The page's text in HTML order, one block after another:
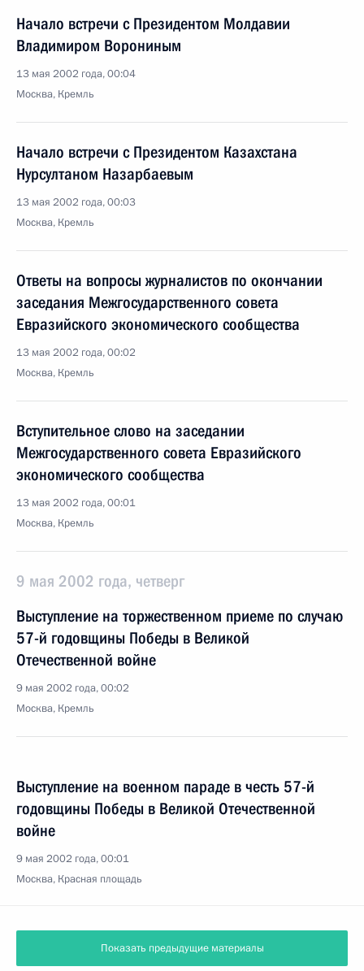
Начало встречи с Президентом Молдавии
Владимиром Ворониным
13 мая 2002 года, 00:04
Москва, Кремль
Начало встречи с Президентом Казахстана
Нурсултаном Назарбаевым
13 мая 2002 года, 00:03
Москва, Кремль
Ответы на вопросы журналистов по окончании
заседания Межгосударственного совета
Евразийского экономического сообщества
13 мая 2002 года, 00:02
Москва, Кремль
Вступительное слово на заседании
Межгосударственного совета Евразийского
экономического сообщества
13 мая 2002 года, 00:01
Москва, Кремль
9 мая 2002 года, четверг
Выступление на торжественном приеме по случаю
57-й годовщины Победы в Великой
Отечественной войне
9 мая 2002 года, 00:02
Москва, Кремль
Выступление на военном параде в честь 57-й
годовщины Победы в Великой Отечественной
войне
9 мая 2002 года, 00:01
Москва, Красная площадь
Показать предыдущие материалы